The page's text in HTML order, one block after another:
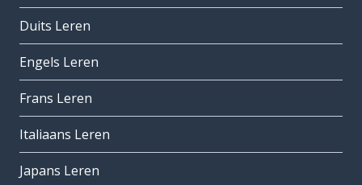
Duits Leren
Engels Leren
Frans Leren
Italiaans Leren
Japans Leren